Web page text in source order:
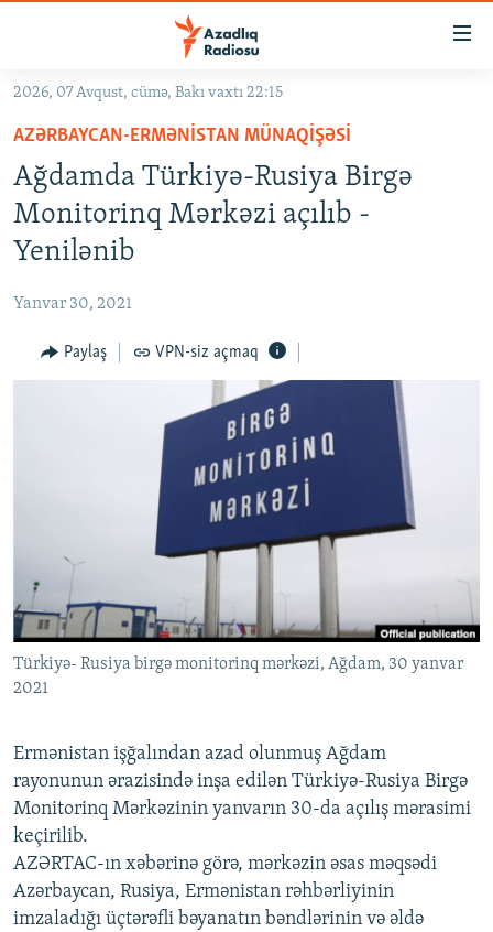
Əsas
qayıt
Əsas
naviqasiyaya
qayıt
Axtarışa
#İZAHLA
KORRUPSIOMETR
#ƏSLINDƏ
QANUNI DOĞRU
ARAŞDIRMA
KARIKATURA
AZƏRBAYCAN ƏDƏBIYYATI KITABXANASI
İSLAM VƏ DEMOKRATIYA
İZ - MƏDƏNIYYƏT PROQRAMI
PEŞƏ ETIKASI VƏ JURNALISTIKA STANDARTLARIMIZ
MATERIALLARIMIZDAN ISTIFADƏ
AZADLIQRADIOSU MOBIL TELEFONUNUZDA
BIZIMLƏ ƏLAQƏ
RFE/RL-in bütün saytları
2026, 07 Avqust, cümə, Bakı vaxtı 22:15
AZƏRBAYCAN-ERMƏNISTAN MÜNAQIŞƏSI
Ağdamda Türkiyə-Rusiya Birgə
Monitorinq Mərkəzi açılıb -
Yenilənib
Yanvar 30, 2021
Paylaş VPN-siz açmaq
Türkiyə- Rusiya birgə monitorinq mərkəzi, Ağdam, 30 yanvar
2021
Ermənistan işğalından azad olunmuş Ağdam
rayonunun ərazisində inşa edilən Türkiyə-Rusiya Birgə
Monitorinq Mərkəzinin yanvarın 30-da açılış mərasimi
keçirilib.
AZƏRTAC-ın xəbərinə görə, mərkəzin əsas məqsədi
Azərbaycan, Rusiya, Ermənistan rəhbərliyinin
imzaladığı üçtərəfli bəyanatın bəndlərinin və əldə